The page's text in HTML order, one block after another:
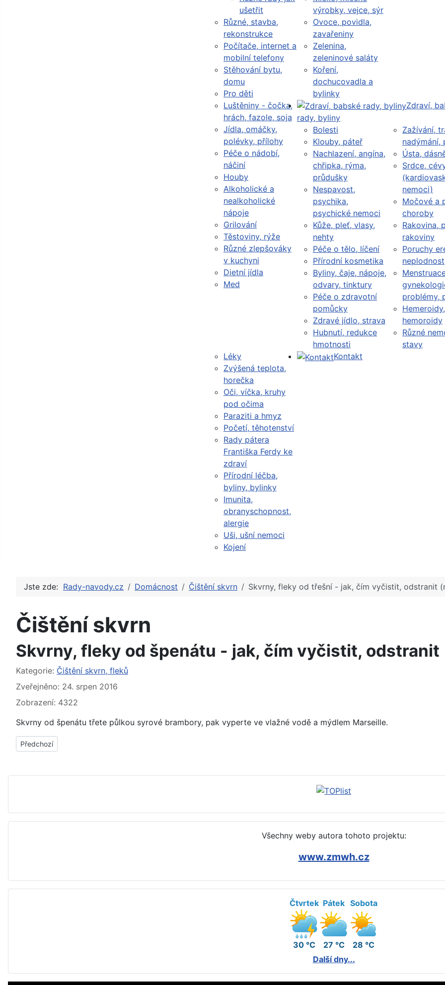
ušetřit
Různé, stavba,
rekonstrukce
Počítače, internet a
mobilní telefony
Stěhování bytu,
domu
Pro děti
výrobky, vejce, sýr
Ovoce, povidla,
zavařeniny
Zelenina,
zeleninové saláty
Koření,
dochucovadla a
bylinky
Luštěniny - čočka,
hrách, fazole, soja
Jídla, omáčky,
polévky, přílohy
Péče o nádobí,
náčiní
Houby
Alkoholické a
nealkoholické
nápoje
Grilování
Těstoviny, rýže
Různé zlepšováky
v kuchyni
Dietní jídla
Med
Zdraví,
rady, byliny
Bolesti
Klouby, páteř
Nachlazení, angína,
chřipka, rýma,
průdušky
Nespavost,
psychika,
psychické nemoci
Kůže, pleť, vlasy,
nehty
Péče o tělo, líčení
Přírodní kosmetika
Byliny, čaje, nápoje,
odvary, tinktury
Péče o zdravotní
pomůcky
Zdravé jídlo, strava
Hubnutí, redukce
hmotnosti
Zažívání,
nadýmání,
Ústa,
Srdce,
nemoci)
Močové a
choroby
Rakovina,
rakoviny
Poruchy
neplodnost
problémy,
Hemeroidy,
hemoroidy
Různé
stavy
Léky
Zvýšená teplota,
horečka
Oči, víčka, kruhy
pod očima
Paraziti a hmyz
Početí, těhotenství
Rady pátera
Františka Ferdy ke
zdraví
Přírodní léčba,
byliny, bylinky
Imunita,
obranyschopnost,
alergie
Uši, ušní nemoci
Kojení
Kontakt
Jste zde: Rady-navody.cz Domácnost Čištění skvrn Skvrny, fleky od třešní - jak, čím vyčistit, odstranit
Čištění skvrn
Skvrny, fleky od špenátu - jak, čím vyčistit,
Základní údaje
Kategorie: Čištění skvrn, fleků
Zveřejněno: 24. srpen 2016
Zobrazení: 4322
Skvrny od špenátu třete půlkou syrové brambory, pak vyperte ve vlažné vodě a mýdlem Marseille.
Předchozí článek: Skvrny, fleky od vína - jak, čím vyčistit, odstranit (mléko)
Předchozí
Všechny weby autora tohoto projektu:
www.zmwh.cz
Čtvrtek
30 °C
Pátek
27 °C
Sobota
28 °C
Další dny...